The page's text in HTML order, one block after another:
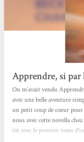
Apprendre, si par
On m’avait vendu
avec une belle aventure
un petit coup de coeur
nous avec cette novella
tôt avec le premier tome